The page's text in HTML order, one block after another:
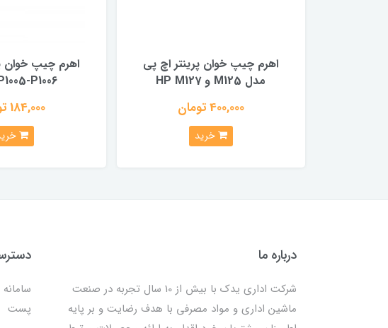
اهرم چیپ خوان پرینتر اچ پی
مدل M125 و HP M127
400,000 تومان
خرید
اهرم چیپ خوان
P1006
184,000 تومان
خرید
درباره ما
شرکت اداری یدک با بیش از 10 سال تجربه در صنعت
ماشین اداری و مواد مصرفی با هدف رضایت و بر پایه
پست